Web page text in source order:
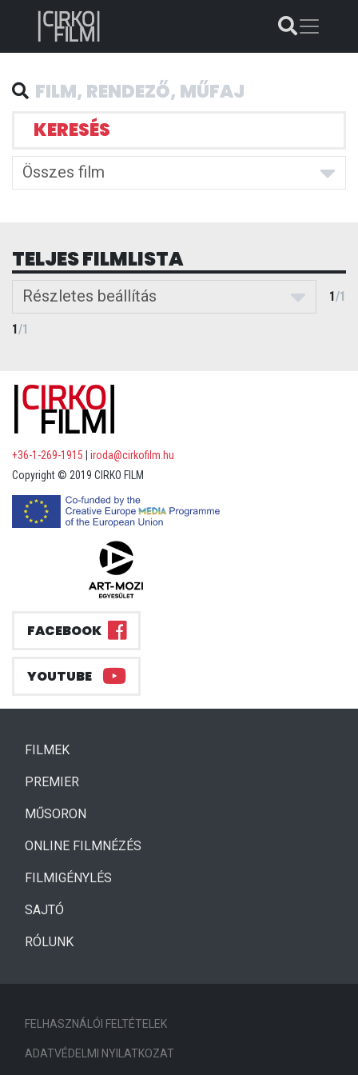
KERESÉS
Összes film
TELJES FILMLISTA
Részletes beállítás 1/1
1/1
+36-1-269-1915
iroda@cirkofilm.hu
Copyright © 2019 CIRKO FILM
FACEBOOK
YOUTUBE
FILMEK(CURRENT)
PREMIER
MŰSORON
ONLINE FILMNÉZÉS
FILMIGÉNYLÉS
SAJTÓ
RÓLUNK
FELHASZNÁLÓI FELTÉTELEK
ADATVÉDELMI NYILATKOZAT